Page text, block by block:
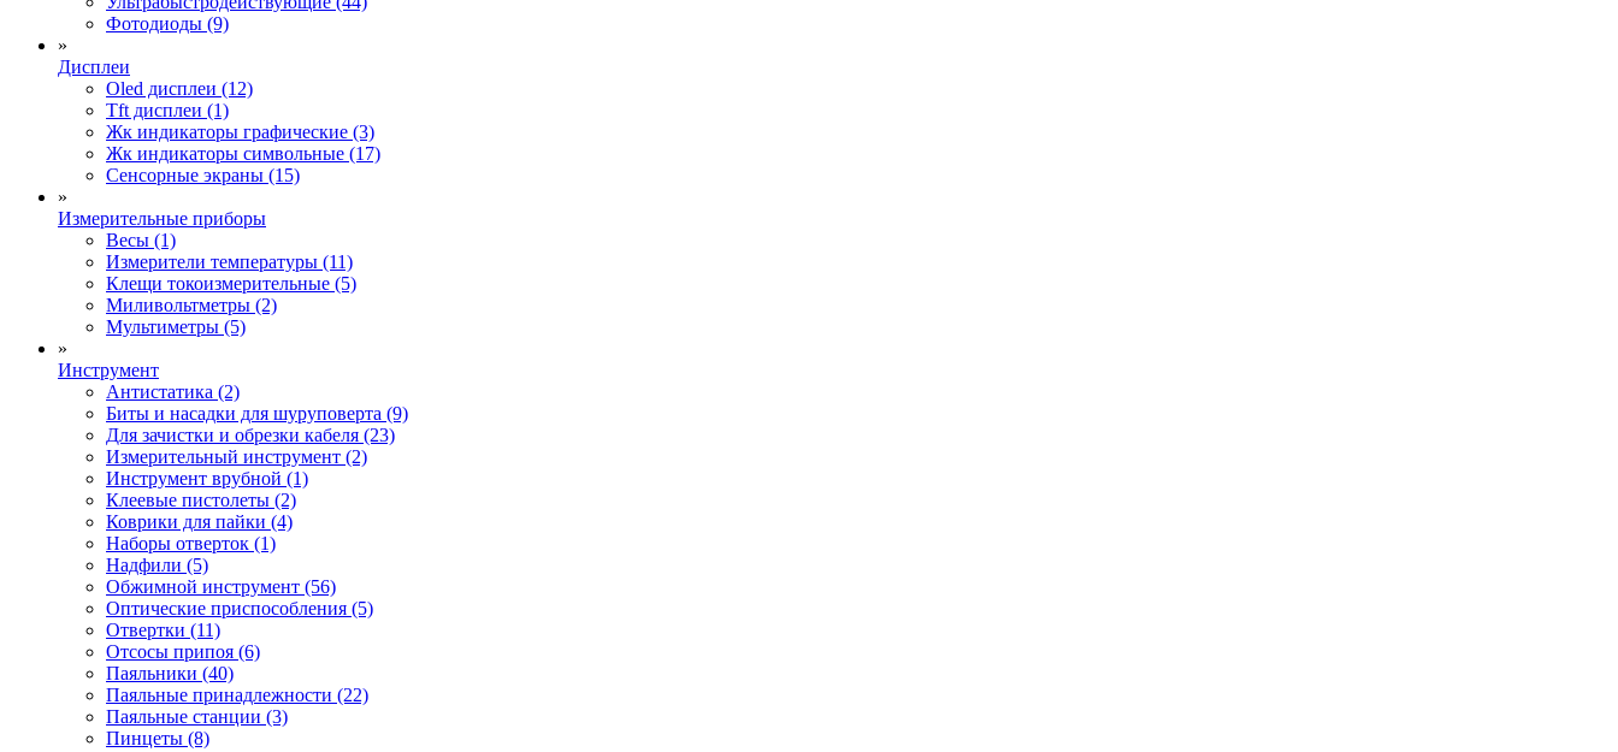
Фотодиоды (9)
»
Дисплеи
Oled дисплеи (12)
Tft дисплеи (1)
Жк индикаторы графические (3)
Жк индикаторы символьные (17)
Сенсорные экраны (15)
»
Измерительные приборы
Весы (1)
Измерители температуры (11)
Клещи токоизмерительные (5)
Миливольтметры (2)
Мультиметры (5)
»
Инструмент
Антистатика (2)
Биты и насадки для шуруповерта (9)
Для зачистки и обрезки кабеля (23)
Измерительный инструмент (2)
Инструмент врубной (1)
Клеевые пистолеты (2)
Коврики для пайки (4)
Наборы отверток (1)
Надфили (5)
Обжимной инструмент (56)
Оптические приспособления (5)
Отвертки (11)
Отсосы припоя (6)
Паяльники (40)
Паяльные принадлежности (22)
Паяльные станции (3)
Пинцеты (8)